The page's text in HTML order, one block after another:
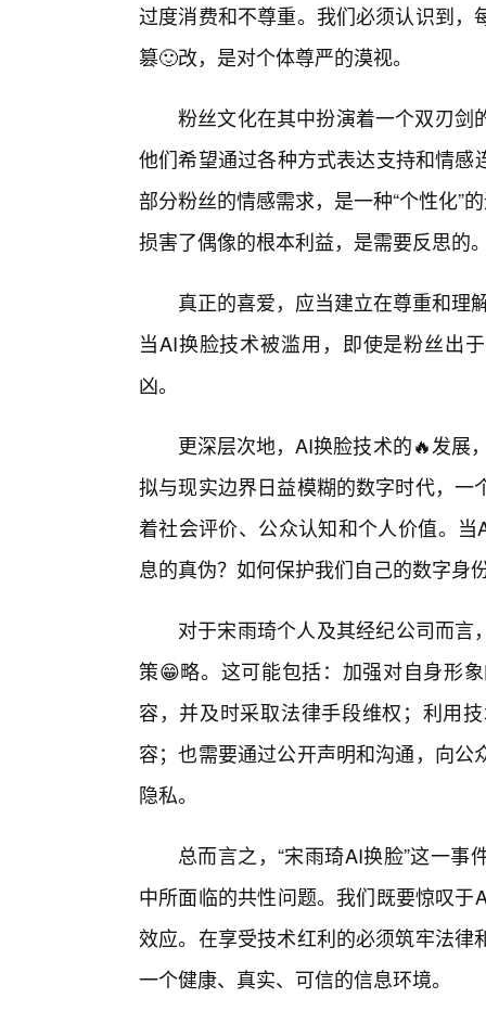
过度消费和不尊重。我们必须认识到
篡🙂改，是对个体尊严的漠视。
粉丝文化在其中扮演着一个双刃剑
他们希望通过各种方式表达支持和情
部分粉丝的情感需求，是一种“个性化”
损害了偶像的根本利益，是需要反思的
真正的喜爱，应当建立在尊重和理
当AI换脸技术被滥用，即使是粉丝出
凶。
更深层次地，AI换脸技术的🔥发展
拟与现实边界日益模糊的数字时代，
着社会评价、公众认知和个人价值。
息的真伪？如何保护我们自己的数字身
对于宋雨琦个人及其经纪公司而
策😁略。这可能包括：加强对自身形
容，并及时采取法律手段维权；利用
容；也需要通过公开声明和沟通，向
隐私。
总而言之，“宋雨琦AI换脸”这一
中所面临的共性问题。我们既要惊叹
效应。在享受技术红利的必须筑牢法
一个健康、真实、可信的信息环境。